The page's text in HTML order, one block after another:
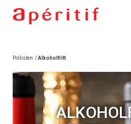
Pollisten /Alkoholfritt